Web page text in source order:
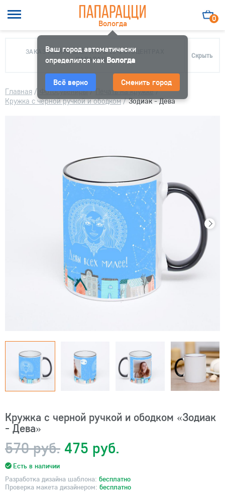
Вологда
Ваш город автоматически
определился как Вологда
Всё верно Сменить город
0
ЗАКАЗ МОЖНО ЗАБРАТЬ В 10 ФОТОЦЕНТРАХ
ПАПАРАЦЦИ
Скрыть
Главная / Фотосувениры/ Печать на кружке/
Кружка с черной ручкой и ободком/ Зодиак - Дева
Кружка с черной ручкой и ободком «Зодиак
- Дева»
570 руб. 475 руб.
Есть в наличии
Разработка дизайна шаблона: бесплатно
Проверка макета дизайнером: бесплатно